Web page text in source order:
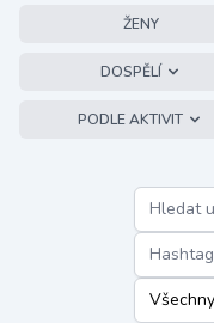
ŽENY
DOSPĚLÍ
PODLE AKTIVIT
Hashtag